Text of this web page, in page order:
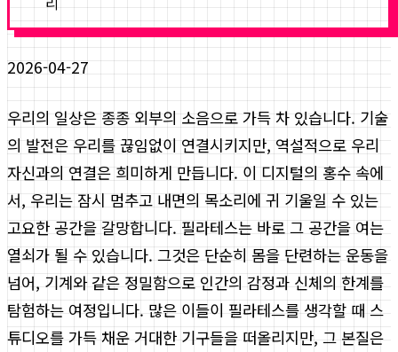
2026-04-27
우리의 일상은 종종 외부의 소음으로 가득 차 있습니다. 기술
의 발전은 우리를 끊임없이 연결시키지만, 역설적으로 우리
자신과의 연결은 희미하게 만듭니다. 이 디지털의 홍수 속에
서, 우리는 잠시 멈추고 내면의 목소리에 귀 기울일 수 있는
고요한 공간을 갈망합니다. 필라테스는 바로 그 공간을 여는
열쇠가 될 수 있습니다. 그것은 단순히 몸을 단련하는 운동을
넘어, 기계와 같은 정밀함으로 인간의 감정과 신체의 한계를
탐험하는 여정입니다. 많은 이들이 필라테스를 생각할 때 스
튜디오를 가득 채운 거대한 기구들을 떠올리지만, 그 본질은